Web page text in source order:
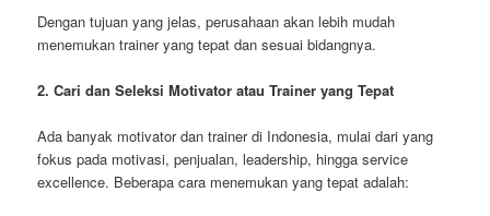
Dengan tujuan yang jelas, perusahaan akan lebih mudah
menemukan trainer yang tepat dan sesuai bidangnya.
2. Cari dan Seleksi Motivator atau Trainer yang Tepat
Ada banyak motivator dan trainer di Indonesia, mulai dari yang
fokus pada motivasi, penjualan, leadership, hingga service
excellence. Beberapa cara menemukan yang tepat adalah: